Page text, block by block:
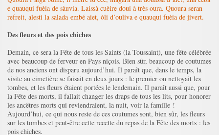
e quauqui fuèia de sàuvia. Laissà cuèire doui à très oura. Quoura seran
refreit, alestì la salada embé aiet, òli d’ouliva e quauqui fuèia de jivert.
Des fleurs et des pois chiches
Demain, ce sera la Fête de tous les Saints (la Toussaint), une fête célébrée
avec beaucoup de ferveur en Pays niçois. Bien sûr, beaucoup de coutumes
de nos anciens ont disparu aujourd’hui. Il paraît que, dans le temps, la
visite au cimetière se faisait en deux jours : le premier on nettoyait les
tombes, et les fleurs étaient portées le lendemain. Il paraît aussi que, pour
la Fête des morts, il fallait changer les draps de tous les lits, pour honorer
les ancêtres morts qui reviendraient, la nuit, voir la famille !
Aujourd’hui, ce qui nous reste de ces coutumes sont, bien sûr, les fleurs
sur les tombes et peut-être cette recette du repas de la Fête des morts : les
pois chiches.